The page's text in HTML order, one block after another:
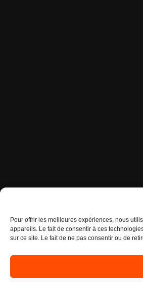
Pour offrir les meilleures expériences, nous
appareils. Le fait de consentir à ces
sur ce site. Le fait de ne pas consentir ou de